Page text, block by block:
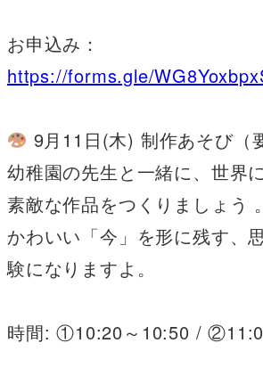
お申込み：
https://forms.gle/
9月11日(木) 制作あそび（
幼稚園の先生と一緒に、世界
素敵な作品をつくりましょう
かわいい「今」を形に残す、
験になりますよ。
時間: ①10:20～10:50 /